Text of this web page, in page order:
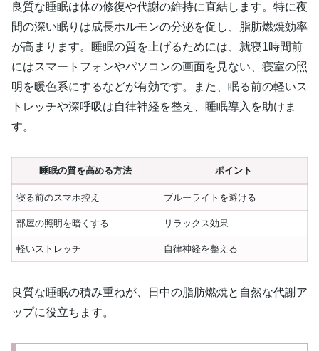
良質な睡眠は体の修復や代謝の維持に直結します。特に夜
間の深い眠りは成長ホルモンの分泌を促し、脂肪燃焼効率
が高まります。睡眠の質を上げるためには、就寝1時間前
にはスマートフォンやパソコンの画面を見ない、寝室の照
明を暖色系にするなどが有効です。また、眠る前の軽いス
トレッチや深呼吸は自律神経を整え、睡眠導入を助けま
す。
睡眠の質を高める方法 ポイント
寝る前のスマホ控え ブルーライトを避ける
部屋の照明を暗くする リラックス効果
軽いストレッチ 自律神経を整える
良質な睡眠の積み重ねが、日中の脂肪燃焼と自然な代謝ア
ップに役立ちます。